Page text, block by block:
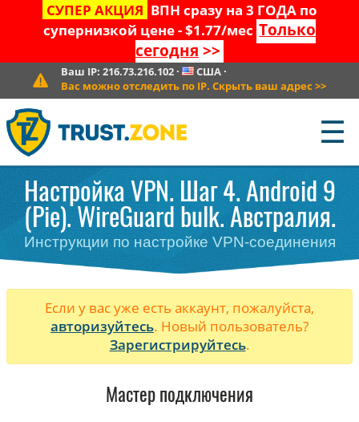
СУПЕР АКЦИЯ ВПН сразу на 3 ГОДА по
супернизкой цене - $1.77/мес Только
сегодня >>
Ваш IP: 216.73.216.102· США·
Вас можно отследить по IP. Скрыть ваш адрес >>
☰
Настройка VPN. Шаг 4. Android 9
(Pie). WireGuard bulk. Австралия.
Инструкции по настройке VPN-соединения
Если у вас уже есть аккаунт, пожалуйста,
авторизуйтесь. Новый пользователь?
Зарегистрируйтесь.
Мастер подключения